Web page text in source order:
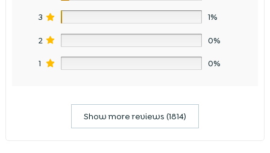
3 1%
2 0%
1 0%
Show more reviews (1814)